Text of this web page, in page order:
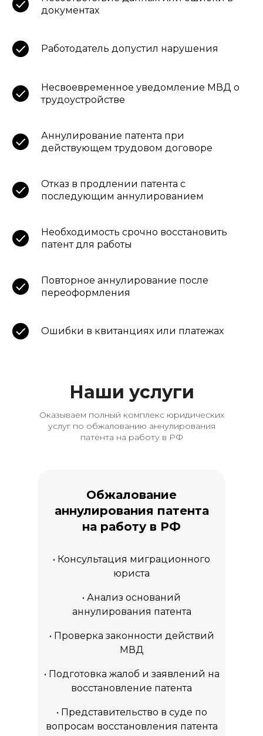
документах
Работодатель допустил нарушения
Несвоевременное уведомление МВД о
трудоустройстве
Аннулирование патента при
действующем трудовом договоре
Отказ в продлении патента с
последующим аннулированием
Необходимость срочно восстановить
патент для работы
Повторное аннулирование после
переоформления
Ошибки в квитанциях или платежах
Наши услуги
Оказываем полный комплекс юридических
услуг по обжалованию аннулирования
патента на работу в РФ
• Консультация миграционного
юриста
• Проверка законности действий
МВД
• Подготовка жалоб и заявлений на
восстановление патента
• Представительство в суде по
вопросам восстановления патента
• Анализ оснований
аннулирования патента
Обжалование
аннулирования патента
на работу в РФ